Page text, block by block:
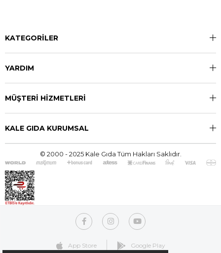
KATEGORİLER
YARDIM
MÜŞTERİ HİZMETLERİ
KALE GIDA KURUMSAL
© 2000 - 2025 Kale Gıda Tüm Hakları Saklıdır.
App Store Google Play